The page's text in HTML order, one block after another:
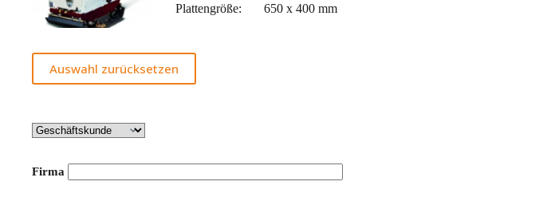
Plattengröße: 650 x 400 mm
Auswahl zurücksetzen
Firma